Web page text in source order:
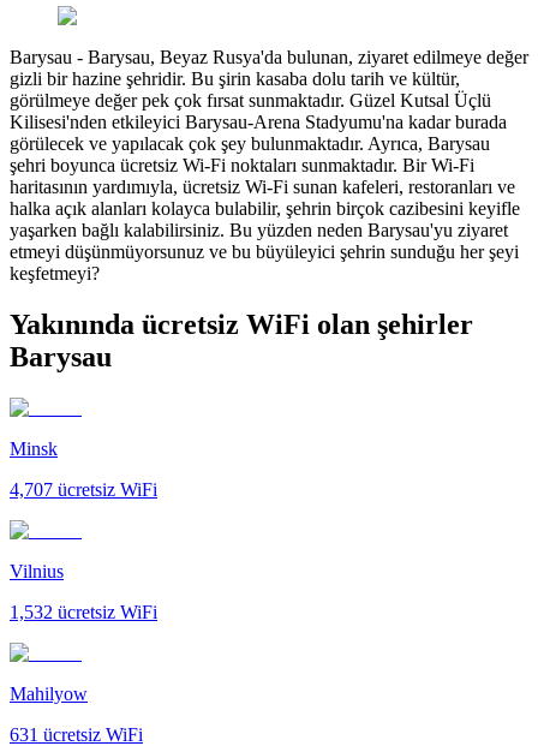
Barysau - Barysau, Beyaz Rusya'da bulunan, ziyaret edilmeye değer
gizli bir hazine şehridir. Bu şirin kasaba dolu tarih ve kültür,
görülmeye değer pek çok fırsat sunmaktadır. Güzel Kutsal Üçlü
Kilisesi'nden etkileyici Barysau-Arena Stadyumu'na kadar burada
görülecek ve yapılacak çok şey bulunmaktadır. Ayrıca, Barysau
şehri boyunca ücretsiz Wi-Fi noktaları sunmaktadır. Bir Wi-Fi
haritasının yardımıyla, ücretsiz Wi-Fi sunan kafeleri, restoranları ve
halka açık alanları kolayca bulabilir, şehrin birçok cazibesini keyifle
yaşarken bağlı kalabilirsiniz. Bu yüzden neden Barysau'yu ziyaret
etmeyi düşünmüyorsunuz ve bu büyüleyici şehrin sunduğu her şeyi
keşfetmeyi?
Yakınında ücretsiz WiFi olan şehirler
Barysau
Minsk
4,707 ücretsiz WiFi
Vilnius
1,532 ücretsiz WiFi
Mahilyow
631 ücretsiz WiFi